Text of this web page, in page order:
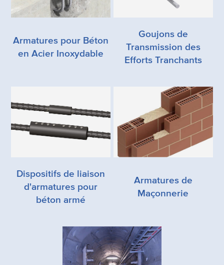
Armatures pour Béton
en Acier Inoxydable
Goujons de
Transmission des
Efforts Tranchants
Dispositifs de liaison
d'armatures pour
béton armé
Armatures de
Maçonnerie